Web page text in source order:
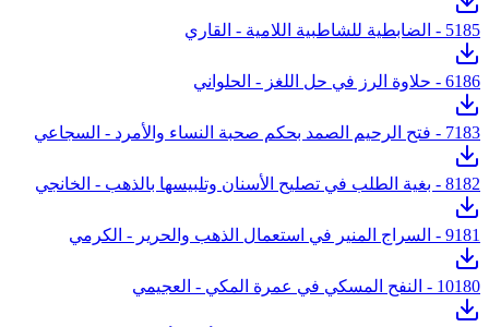
5185 - الضابطية للشاطبية اللامية - القاري
6186 - حلاوة الرز في حل اللغز - الحلواني
7183 - فتح الرحيم الصمد بحكم صحبة النساء والأمرد - السجاعي
8182 - بغية الطلب في تصليح الأسنان وتلبيسها بالذهب - الخانجي
9181 - السراج المنير في استعمال الذهب والحرير - الكرمي
10180 - النفح المسكي في عمرة المكي - العجيمي